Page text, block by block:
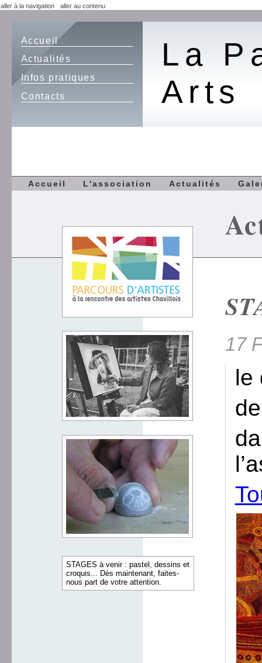
aller à la navigation aller au contenu
Accueil
Actualités
Infos pratiques
Contacts
La
Arts
Accueil L'association Actualités
STAGES à venir : pastel, dessins et
croquis... Dès maintenant, faites-
nous part de votre attention.
17
le